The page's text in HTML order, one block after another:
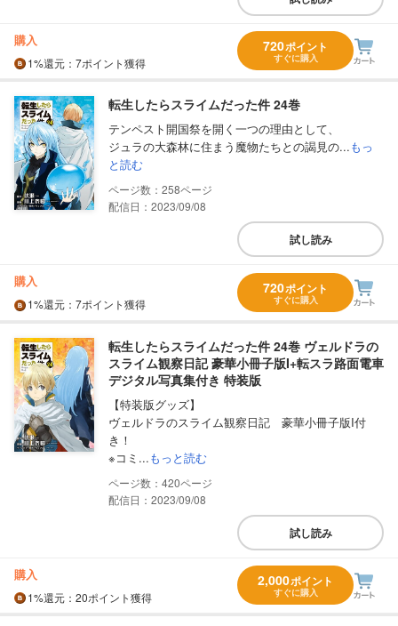
購入
1%還元 ：7ポイント獲得
720ポイント
すぐに購入
転生したらスライムだった件 24巻
テンペスト開国祭を開く一つの理由として、
ジュラの大森林に住まう魔物たちとの謁見の...もっ
と読む
258
配信日：2023/09/08
試し読み
購入
1%還元 ：7ポイント獲得
720ポイント
すぐに購入
転生したらスライムだった件 24巻 ヴェルドラの
スライム観察日記 豪華小冊子版I+転スラ路面電車
デジタル写真集付き 特装版
【特装版グッズ】
ヴェルドラのスライム観察日記 豪華小冊子版I付
き！
※コミ...もっと読む
420
配信日：2023/09/08
試し読み
購入
1%還元 ：20ポイント獲得
2,000ポイント
すぐに購入